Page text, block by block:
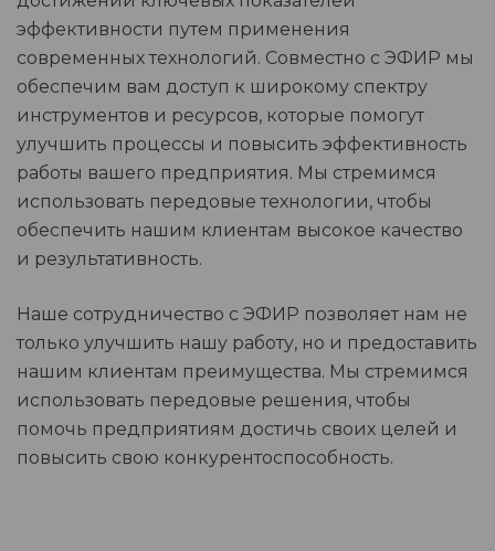
эффективности путем применения
современных технологий. Совместно с ЭФИР мы
обеспечим вам доступ к широкому спектру
инструментов и ресурсов, которые помогут
улучшить процессы и повысить эффективность
работы вашего предприятия. Мы стремимся
использовать передовые технологии, чтобы
обеспечить нашим клиентам высокое качество
и результативность.
Наше сотрудничество с ЭФИР позволяет нам не
только улучшить нашу работу, но и предоставить
нашим клиентам преимущества. Мы стремимся
использовать передовые решения, чтобы
помочь предприятиям достичь своих целей и
повысить свою конкурентоспособность.